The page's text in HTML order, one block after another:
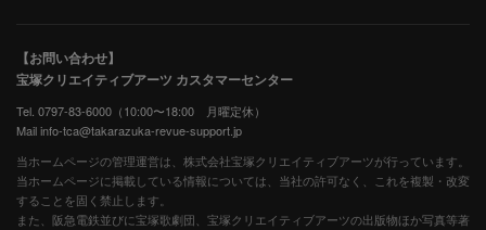
【お問い合わせ】
宝塚クリエイティブアーツ カスタマーセンター
Tel. 0797-83-6000（10:00〜18:00 月曜定休）
Mail info-tca@takarazuka-revue-support.jp
当ホームページの管理運営は、株式会社宝塚クリエイティブアーツが行っています。
当ホームページに掲載している情報については、当社の許可なく、これを複製・改変
することを固く禁止します。
また、阪急電鉄並びに宝塚歌劇団、宝塚クリエイティブアーツの出版物ほか写真等著